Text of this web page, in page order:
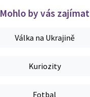
Mohlo by vás zajímat
Válka na Ukrajině
Kuriozity
Fotbal